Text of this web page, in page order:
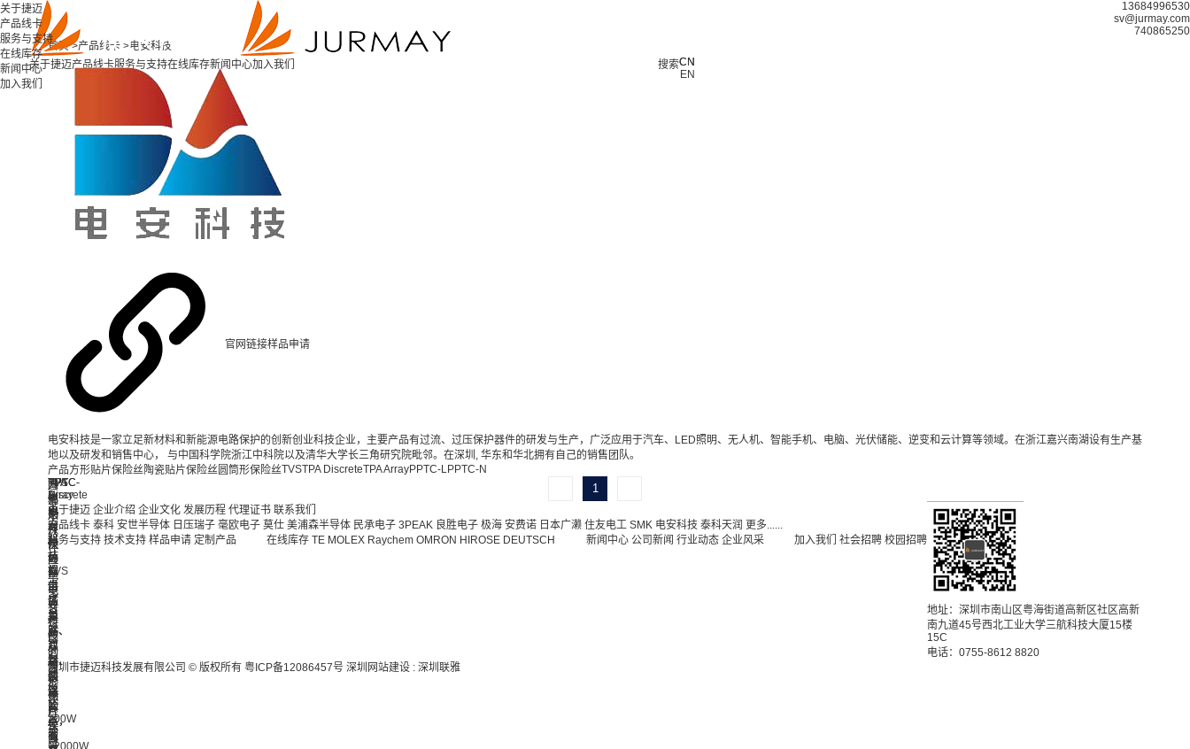
关于捷迈产品线卡服务与支持在线库存新闻中心加入我们 CN
CN
EN
搜索
关于捷迈
产品线卡
服务与支持
在线库存
新闻中心
加入我们
13684996530
sv@jurmay.com
740865250
首页 >产品线卡 >电安科技
官网链接样品申请
电安科技是一家立足新材料和新能源电路保护的创新创业科技企业，主要产品有过流、过压保护器件的研发与生产，广泛应用于汽车、LED照明、无人机、智能手机、电脑、光伏储能、逆变和云计算等领域。在浙江嘉兴南湖设有生产基
地以及研发和销售中心， 与中国科学院浙江中科院以及清华大学长三角研究院毗邻。在深圳, 华东和华北拥有自己的销售团队。
产品方形贴片保险丝陶瓷贴片保险丝圆筒形保险丝TVSTPA DiscreteTPA ArrayPPTC-L PPTC-N
PPTC-
N
电
安
科
技
的
自
恢
复
贴
片
封
装
保
险
丝，
有
PPTC-
L
电
安
科
技
的
自
恢
复
贴
片
封
装
保
险
丝，
有
TPA
Array
电
安
科
技
提
供
了
单
路、
双
路、
四
路
的
不
同
TPA
Discrete
电
安
科
技
提
供
了
单
路、
双
路、
四
路
的
不
同
TVS
电
安
科
技
的
TVS
产
品
为
客
户
提
供
了
从
200W
到
12000W
圆
筒
形
保
险
丝
电
安
科
技
的
圆
筒
形
保
险
丝
主
陶
瓷
贴
片
保
险
丝
电
安
科
技
的
陶
瓷
贴
片
保
险
方
形
贴
片
保
险
丝
电
安
科
技
的
方
形
贴
片
保
险
1
关于捷迈 企业介绍 企业文化 发展历程 代理证书 联系我们
产品线卡 泰科 安世半导体 日压瑞子 毫欧电子 莫仕 美浦森半导体 民承电子 3PEAK 良胜电子 极海 安费诺 日本广濑 住友电工 SMK 电安科技 泰科天润 更多......
服务与支持 技术支持 样品申请 定制产品 在线库存 TE MOLEX Raychem OMRON HIROSE DEUTSCH 新闻中心 公司新闻 行业动态 企业风采 加入我们 社会招聘 校园招聘
地址：深圳市南山区粤海街道高新区社区高新
南九道45号西北工业大学三航科技大厦15楼
15C
电话：0755-8612 8820
深圳市捷迈科技发展有限公司 © 版权所有 粤ICP备12086457号 深圳网站建设: 深圳联雅